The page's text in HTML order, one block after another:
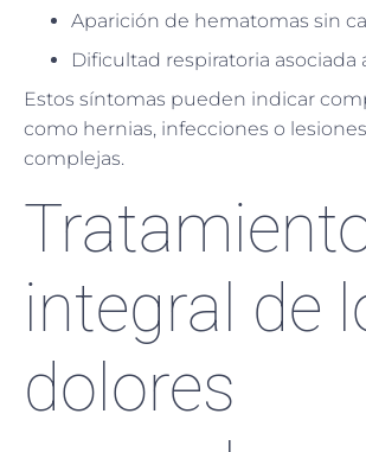
Aparición de hematomas sin
Dificultad respiratoria asociada
Estos síntomas pueden indicar
como hernias, infecciones o
complejas.
integral de
dolores